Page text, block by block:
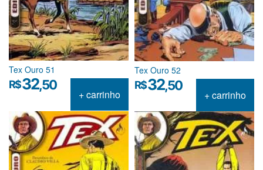
Tex Ouro 51
R$32,50
+ carrinho
Tex Ouro 52
R$32,50
+ carrinho